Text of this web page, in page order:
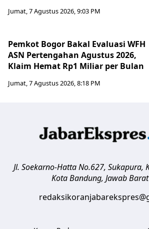
Jumat, 7 Agustus 2026, 9:03 PM
Pemkot Bogor Bakal Evaluasi WFH
ASN Pertengahan Agustus 2026,
Klaim Hemat Rp1 Miliar per Bulan
Jumat, 7 Agustus 2026, 8:18 PM
Jl. Soekarno-Hatta No.627, Sukapura,
Kota Bandung, Jawab Barat